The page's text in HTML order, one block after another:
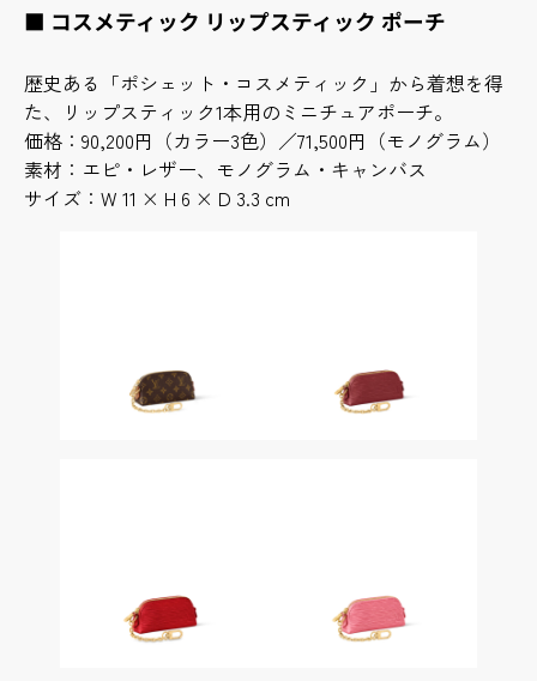
■ コスメティック リップスティック ポーチ
歴史ある「ポシェット・コスメティック」から着想を得
た、リップスティック1本用のミニチュアポーチ。
価格：90,200円（カラー3色）／71,500円（モノグラム）
素材：エピ・レザー、モノグラム・キャンバス
サイズ：W 11 × H 6 × D 3.3 cm